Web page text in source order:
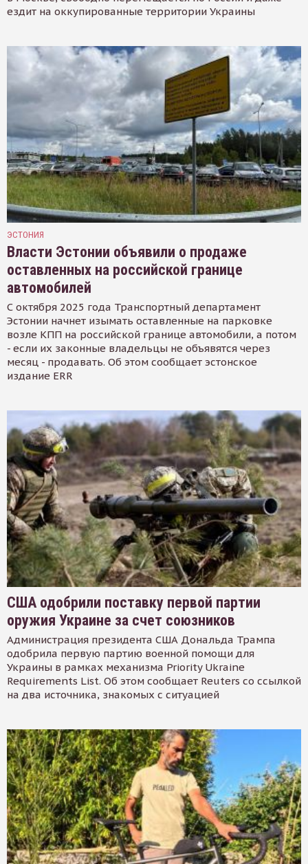
ездит на оккупированные территории Украины
ЭСТОНИЯ
Власти Эстонии объявили о продаже
оставленных на российской границе
автомобилей
С октября 2025 года Транспортный департамент
Эстонии начнет изымать оставленные на парковке
возле КПП на российской границе автомобили, а потом
- если их законные владельцы не объявятся через
месяц - продавать. Об этом сообщает эстонское
издание ERR
США одобрили поставку первой партии
оружия Украине за счет союзников
Администрация президента США Дональда Трампа
одобрила первую партию военной помощи для
Украины в рамках механизма Priority Ukraine
Requirements List. Об этом сообщает Reuters со ссылкой
на два источника, знакомых с ситуацией